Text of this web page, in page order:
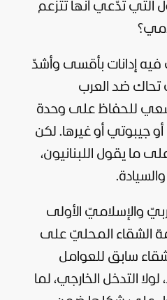
التي تدّعي أنها تتزعم
فيه إدانات بأقسى وأشدّ
تحاك ضد العرب
للحفاظ على وحدة
جيبوتي أو غيرها. لكن
ما يقول اللبنانيون،
والإسلاميّ الأولى
الشقاء المحليّ على
سابق للعوامل
لولا التدخل الخارجي، لما